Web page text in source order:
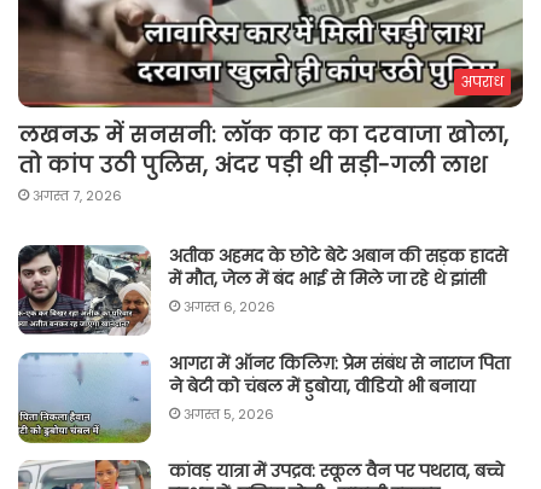
अपराध
लखनऊ में सनसनी: लॉक कार का दरवाजा खोला,
तो कांप उठी पुलिस, अंदर पड़ी थी सड़ी-गली लाश
अगस्त 7, 2026
अतीक अहमद के छोटे बेटे अबान की सड़क हादसे
में मौत, जेल में बंद भाई से मिले जा रहे थे झांसी
अगस्त 6, 2026
आगरा में ऑनर किलिग़: प्रेम संबंध से नाराज पिता
ने बेटी को चंबल में डुबोया, वीडियो भी बनाया
अगस्त 5, 2026
कांवड़ यात्रा में उपद्रव: स्कूल वैन पर पथराव, बच्चे